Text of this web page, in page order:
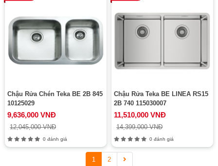
Chậu Rửa Chén Teka BE 2B 845
10125029
9,636,000 VNĐ
12,045,000 VNĐ
0 đánh giá
Chậu Rửa Teka BE LINEA RS15
2B 740 115030007
11,510,000 VNĐ
14,399,000 VNĐ
0 đánh giá
1 2